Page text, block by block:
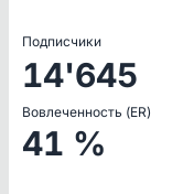
Подписчики
14'645
Вовлеченность (ER)
41 %